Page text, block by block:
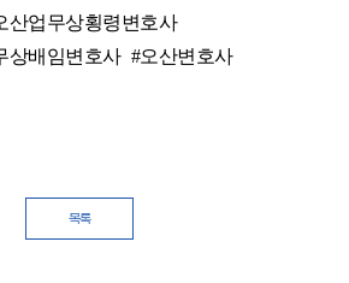
산업무상횡령변호사
상배임변호사 #오산변호사
목록